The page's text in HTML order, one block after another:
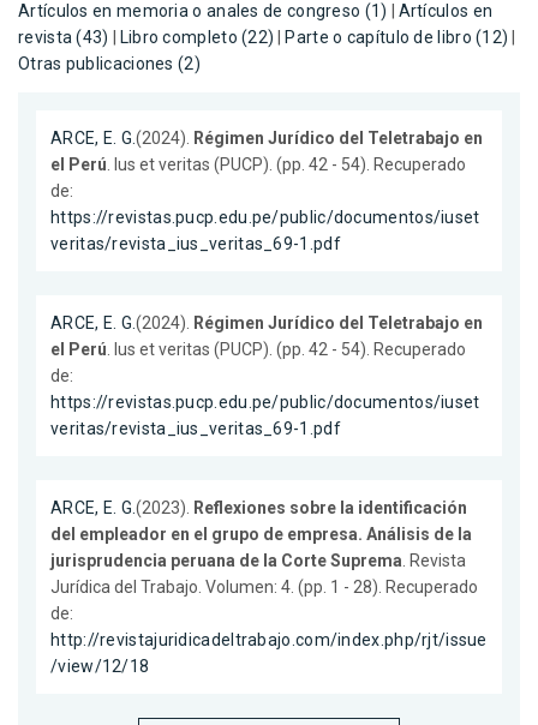
Artículos en memoria o anales de congreso (1)
Artículos en
revista (43)
Libro completo (22) Parte o capítulo de libro (12)
Otras publicaciones (2)
ARCE, E. G.(2024).
Régimen Jurídico del Teletrabajo en
el Perú . Ius et veritas (PUCP). (pp. 42 - 54). Recuperado
de:
https://revistas.pucp.edu.pe/public/documentos/iuset
veritas/revista_ius_veritas_69-1.pdf
ARCE, E. G.(2024).
Régimen Jurídico del Teletrabajo en
el Perú . Ius et veritas (PUCP). (pp. 42 - 54). Recuperado
de:
https://revistas.pucp.edu.pe/public/documentos/iuset
veritas/revista_ius_veritas_69-1.pdf
ARCE, E. G.(2023).
Reflexiones sobre la identificación
del empleador en el grupo de empresa. Análisis de la
jurisprudencia peruana de la Corte Suprema . Revista
Jurídica del Trabajo. Volumen: 4. (pp. 1 - 28). Recuperado
de:
http://revistajuridicadeltrabajo.com/index.php/rjt/issue
/view/12/18